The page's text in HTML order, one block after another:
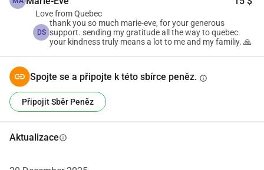
programy, prodej zboží, dokonce jsem zvažoval vytvoření
obsahu na YouTube. Zatím nic nefungovalo. Upřímně,
vydělávat peníze v dnešní době se zdá být extrémně
obtížné a opravdu nevím, co jiného dělat. Moje úsilí se zdá
Už léta jsem uvězněn v online půjčkách, které nikdy
nekončí. Každý měsíc je to jen kopání jednoho hrobu,
Zkoušel jsem restrukturalizaci, ale výsledky byly nulové,
je čím dál těžší vidět naději.
Love from Quebec
DS
thank you so much marie-eve, for your generous
support. sending my gratitude all the way to quebec.
your kindness truly means a lot to me and my familiy. 🙏
Spojte se a připojte k této sbírce peněz. info
Připojit Sběr Peněz
Aktualizaceinfo